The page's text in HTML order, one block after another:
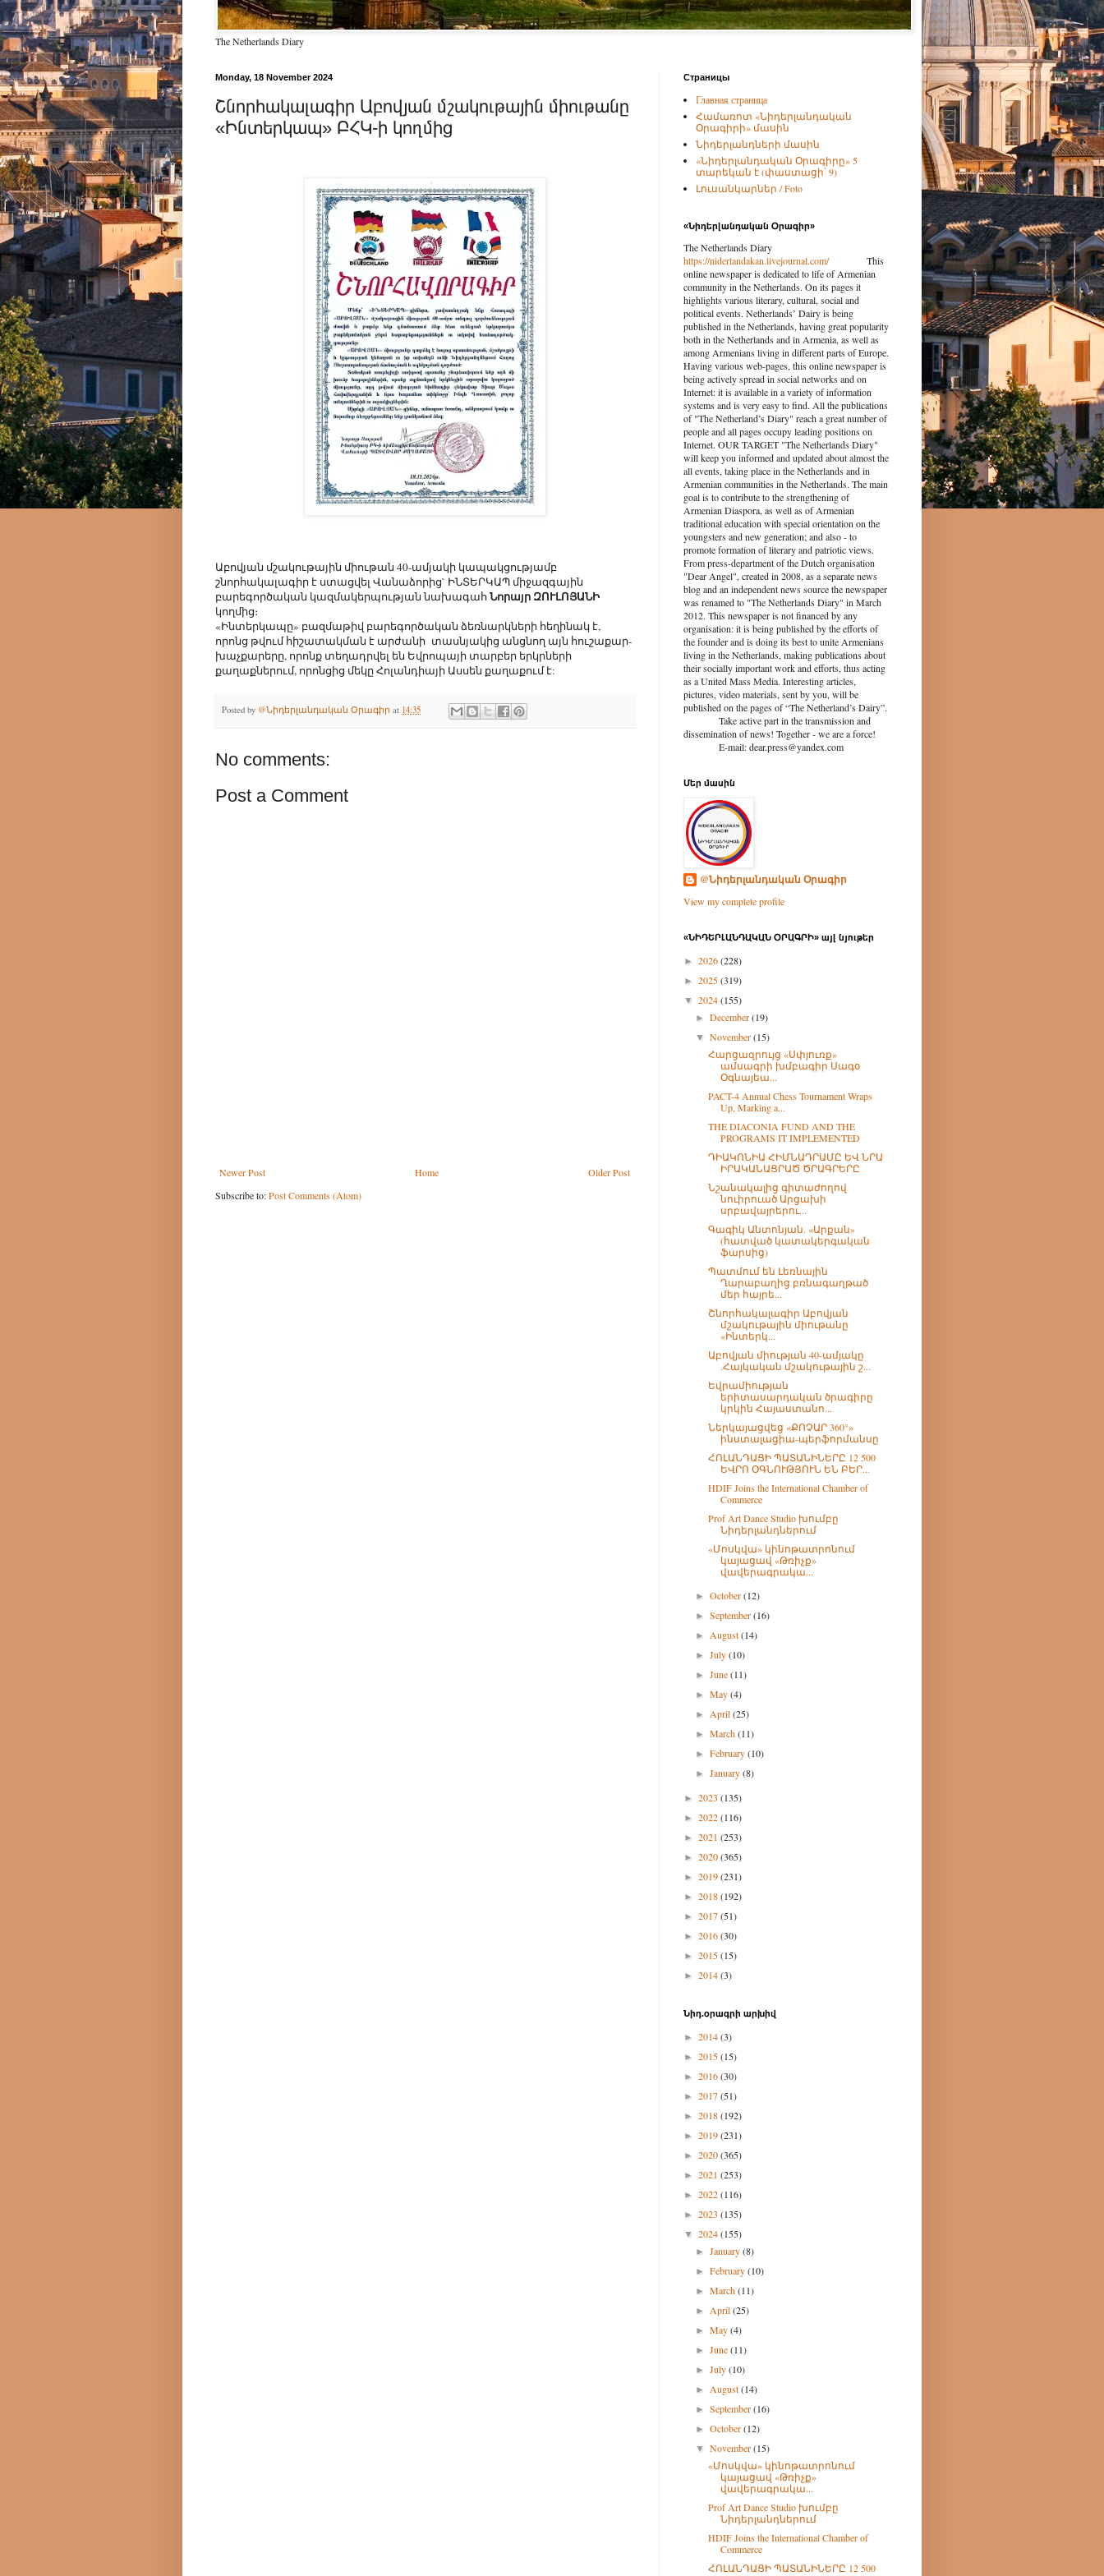
The Netherlands Diary
Monday, 18 November 2024
Շնորհակալագիր Աբովյան մշակութային միութանը
«Ինտերկապ» ԲՀԿ-ի կողմից
Աբովյան մշակութային միութան 40-ամյակի կապակցությամբ
շնորհակալագիր է ստացվել Վանաձորից` ԻՆՏԵՐԿԱՊ միջազգային
բարեգործական կազմակերպության նախագահՆորայր ԶՈՒԼՈՅԱՆԻ
կողմից։
«Ինտերկապը» բազմաթիվ բարեգործական ձեռնարկների հեղինակ է,
որոնց թվում հիշատակման է արժանի տասնյակից անցնող այն հուշաքար-
խաչքարերը, որոնք տեղադրվել են Եվրոպայի տարբեր երկրների
քաղաքներում, որոնցից մեկը Հոլանդիայի Ասսեն քաղաքում է:
Posted by @Նիդերլանդական Օրագիր at 14:35
No comments:
Post a Comment
Newer Post Older Post
Home
Subscribe to:Post Comments (Atom)
Страницы
Главная страница
Համառոտ «Նիդերլանդական
Օրագիրի» մասին
Նիդերլանդների մասին
«Նիդերլանդական Օրագիրը» 5
տարեկան է (փաստացի՝ 9)
Լուսանկարներ / Foto
«Նիդերլանդական Օրագիր»
The Netherlands Diary
https://niderlandakan.livejournal.com/This
online newspaper is dedicated to life of Armenian
community in the Netherlands. On its pages it
highlights various literary, cultural, social and
political events. Netherlands’ Dairy is being
published in the Netherlands, having great popularity
both in the Netherlands and in Armenia, as well as
among Armenians living in different parts of Europe.
Having various web-pages, this online newspaper is
being actively spread in social networks and on
Internet: it is available in a variety of information
systems and is very easy to find. All the publications
of "The Netherland’s Diary" reach a great number of
people and all pages occupy leading positions on
Internet. OUR TARGET "The Netherlands Diary"
will keep you informed and updated about almost the
all events, taking place in the Netherlands and in
Armenian communities in the Netherlands. The main
goal is to contribute to the strengthening of
Armenian Diaspora, as well as of Armenian
traditional education with special orientation on the
youngsters and new generation; and also - to
promote formation of literary and patriotic views.
From press-department of the Dutch organisation
"Dear Angel", created in 2008, as a separate news
blog and an independent news source the newspaper
was renamed to "The Netherlands Diary" in March
2012. This newspaper is not financed by any
organisation: it is being published by the efforts of
the founder and is doing its best to unite Armenians
living in the Netherlands, making publications about
their socially important work and efforts, thus acting
as a United Mass Media. Interesting articles,
pictures, video materials, sent by you, will be
published on the pages of “The Netherland’s Dairy”.
Take active part in the transmission and
dissemination of news! Together - we are a force!
E-mail: dear.press@yandex.com
Մեր մասին
@Նիդերլանդական Օրագիր
View my complete profile
«ՆԻԴԵՐԼԱՆԴԱԿԱՆ ՕՐԱԳՐԻ» այլ նյութեր
► 2026(228)
► 2025(319)
▼ 2024(155)
►December(19)
▼November(15)
Հարցազրույց «Սփյուռք»
ամսագրի խմբագիր Սագօ
Օգնայեա...
PACT-4 Annual Chess Tournament Wraps
Up, Marking a...
THE DIACONIA FUND AND THE
PROGRAMS IT IMPLEMENTED
ԴԻԱԿՈՆԻԱ ՀԻՄՆԱԴՐԱՄԸ ԵՎ ՆՐԱ
ԻՐԱԿԱՆԱՑՐԱԾ ԾՐԱԳՐԵՐԸ
Նշանակալից գիտաժողով
նուիրուած Արցախի
սրբավայրերու...
Գագիկ Անտոնյան. «Արքան»
(հատված կատակերգական
ֆարսից)
Պատմում են Լեռնային
Ղարաբաղից բռնագաղթած
մեր հայրե...
Շնորհակալագիր Աբովյան
մշակութային միութանը
«Ինտերկ...
Աբովյան միության 40-ամյակը
.Հայկական մշակութային շ...
Եվրամիության
երիտասարդական ծրագիրը
կրկին Հայաստանո...
Ներկայացվեց «ՔՈՉԱՐ 360°»
ինստալացիա-պերֆորմանսը
ՀՈԼԱՆԴԱՑԻ ՊԱՏԱՆԻՆԵՐԸ 12 500
ԵՎՐՈ ՕԳՆՈՒԹՅՈՒՆ ԵՆ ԲԵՐ...
HDIF Joins the International Chamber of
Commerce
Prof Art Dance Studio խումբը
Նիդերլանդներում
«Մոսկվա» կինոթատրոնում
կայացավ «Թռիչք»
վավերագրակա...
►October(12)
►September(16)
►August(14)
►July(10)
►June(11)
►May(4)
►April(25)
►March(11)
►February(10)
►January(8)
► 2023 (135)
► 2022(116)
► 2021 (253)
► 2020(365)
► 2019(231)
► 2018(192)
► 2017(51)
► 2016(30)
► 2015(15)
► 2014(3)
Նիդ.օրագրի արխիվ
► 2014(3)
► 2015(15)
► 2016(30)
► 2017(51)
► 2018(192)
► 2019(231)
► 2020(365)
► 2021 (253)
► 2022(116)
► 2023 (135)
▼ 2024(155)
►January(8)
►February(10)
►March(11)
►April(25)
►May(4)
►June(11)
►July(10)
►August(14)
►September(16)
►October(12)
▼November(15)
«Մոսկվա» կինոթատրոնում
կայացավ «Թռիչք»
վավերագրակա...
Prof Art Dance Studio խումբը
Նիդերլանդներում
HDIF Joins the International Chamber of
Commerce
ՀՈԼԱՆԴԱՑԻ ՊԱՏԱՆԻՆԵՐԸ 12 500